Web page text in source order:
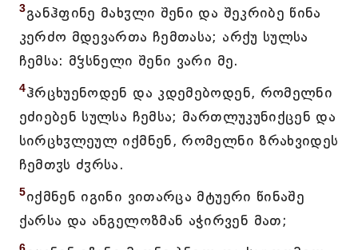
3განჰფინე მახჳლი შენი და შეკრიბე წინა
კერძო მდევართა ჩემთასა; არქუ სულსა
ჩემსა: მჴსნელი შენი ვარი მე.
4ჰრცხუენოდენ და კდემებოდენ, რომელნი
ეძიებენ სულსა ჩემსა; მართლუკუნიქცენ და
სირცხჳლეულ იქმნენ, რომელნი ზრახვიდეს
ჩემთჳს ძჳრსა.
5იქმნენ იგინი ვითარცა მტუერი წინაშე
ქარსა და ანგელოზმან აჭირვენ მათ;